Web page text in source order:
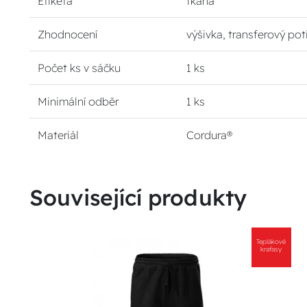
Zhodnocení výšivka, transferový
Počet ks v sáčku 1 ks
Minimální odběr 1 ks
Materiál Cordura®
Související produkty
Teplákové
kraťasy